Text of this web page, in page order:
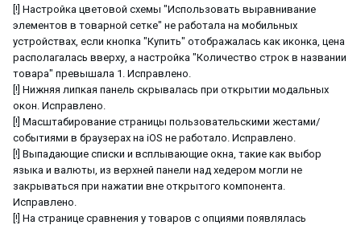
[!] Настройка цветовой схемы "Использовать выравнивание
элементов в товарной сетке" не работала на мобильных
устройствах, если кнопка "Купить" отображалась как иконка, цена
располагалась вверху, а настройка "Количество строк в названии
товара" превышала 1. Исправлено.
[!] Нижняя липкая панель скрывалась при открытии модальных
окон. Исправлено.
[!] Масштабирование страницы пользовательскими жестами/
событиями в браузерах на iOS не работало. Исправлено.
[!] Выпадающие списки и всплывающие окна, такие как выбор
языка и валюты, из верхней панели над хедером могли не
закрываться при нажатии вне открытого компонента.
Исправлено.
[!] На странице сравнения у товаров с опциями появлялась